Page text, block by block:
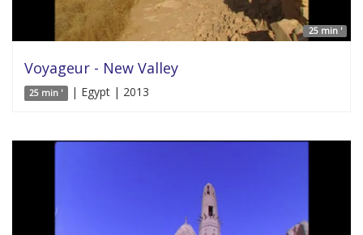
25 min '
Voyageur - New Valley
25 min ' | Egypt | 2013